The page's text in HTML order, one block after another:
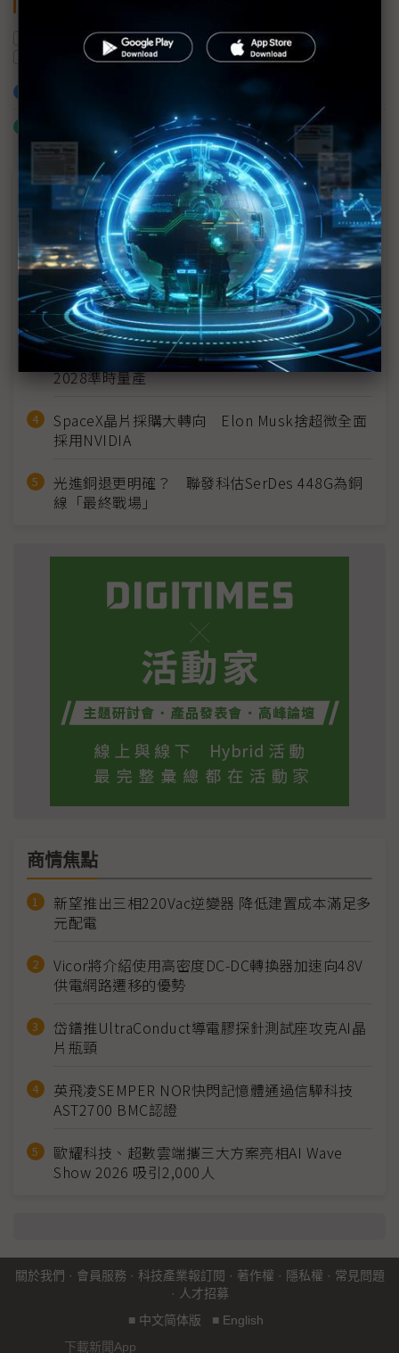
太陽能發電 再生能源
越南
什麼是「關鍵字追蹤」
近７天熱門報導
MLCC訂單過熱、出貨比創高 村田示警全球AI基
建熱潮將趨緩
2027全年記憶體產能提前售罄 買家「祕而不
宣」只怕買不夠
英特爾EMIB良率達標 聯發科第2代ASIC產品
2028準時量產
SpaceX晶片採購大轉向 Elon Musk捨超微全面
採用NVIDIA
光進銅退更明確？ 聯發科估SerDes 448G為銅
線「最終戰場」
商情焦點
新望推出三相220Vac逆變器 降低建置成本滿足多
元配電
Vicor將介紹使用高密度DC-DC轉換器加速向48V
供電網路遷移的優勢
岱鐠推UltraConduct導電膠探針測試座攻克AI晶
片瓶頸
英飛凌SEMPER NOR快閃記憶體通過信驊科技
AST2700 BMC認證
歐耀科技、超數雲端攜三大方案亮相AI Wave
Show 2026 吸引2,000人
關於我們 · 會員服務 · 科技產業報訂閱 · 著作權 · 隱私權 · 常見問題
· 人才招募
■ 中文简体版 ■ English
下載新聞App